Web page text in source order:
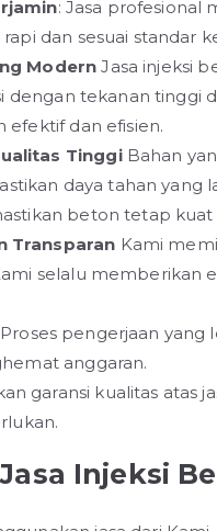
: Jasa profesional
dan sesuai standar
ModernJasa injeksi
dengan tekanan tinggi
efektif dan efisien.
Tinggi Bahan
daya tahan yang
beton tetap
Transparan Kami
selalu memberikan
Proses pengerjaan
anggaran.
garansi kualitas atas
Injeksi